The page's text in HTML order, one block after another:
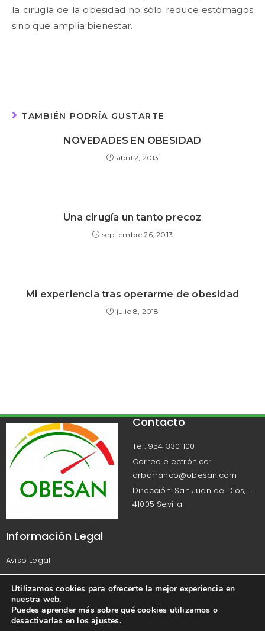
la cirugía de la obesidad no sólo reduce estómagos
sino que amplia bienestar.
TAMBIÉN PODRÍA GUSTARTE
NOVEDADES EN OBESIDAD
abril 2, 2013
Una cirugía un tanto precoz
septiembre 26, 2013
Mi experiencia tras operarme de obesidad
julio 8, 2018
Contacto
Tel: 954 330 100
Correo electrónico:
drbarranco@obesan.com
Dirección: San Juan de Dios, 1.
41005 Sevilla
Información Legal
Aviso Legal
Política de Privacidad
Política de Cookies
Utilizamos cookies para ofrecerte la mejor experiencia en
nuestra web.
Puedes aprender más sobre qué cookies utilizamos o
desactivarlas en losajustes.